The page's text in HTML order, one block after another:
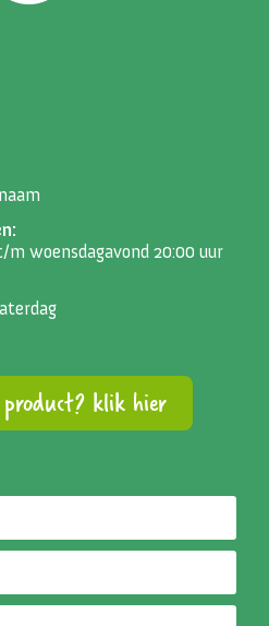
woensdagavond 20:00 uur
klik hier